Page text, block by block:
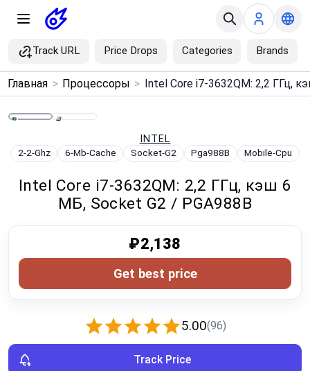
Track URL Price Drops Categories Brands
Menu ×
Price Drops
Brands
Global Price Tracker
Blog
Главная > Процессоры >
INTEL
2-2-Ghz 6-Mb-Cache Socket-G2 Pga988B Mobile-Cpu
Intel Core i7-3632QM: 2,2 ГГц, кэш 6
МБ, Socket G2 / PGA988B
5.00(96)
₽2,138
Get best price
Track Price